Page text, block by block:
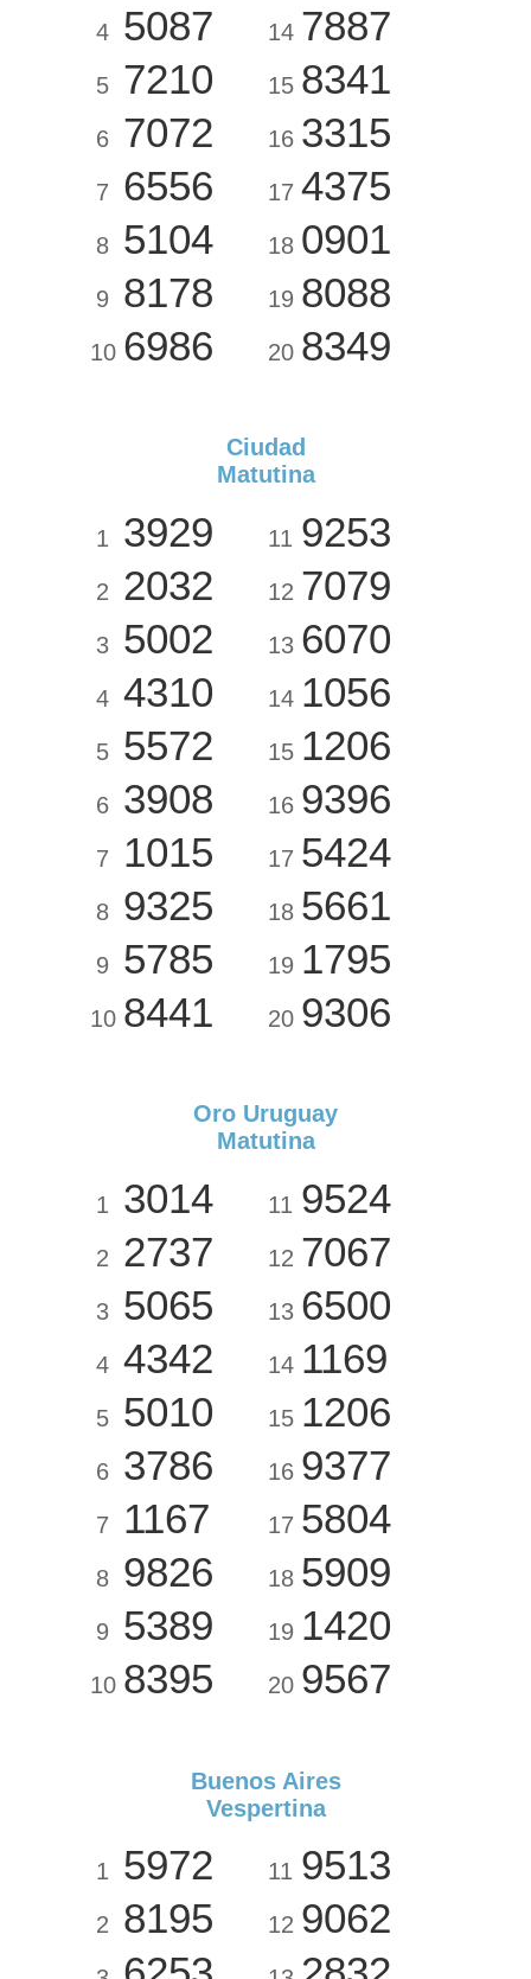
4 5087
5 7210
6 7072
7 6556
8 5104
9 8178
10 6986
14 7887
15 8341
16 3315
17 4375
18 0901
19 8088
20 8349
Ciudad
Matutina
1 3929
2 2032
3 5002
4 4310
5 5572
6 3908
7 1015
8 9325
9 5785
10 8441
11 9253
12 7079
13 6070
14 1056
15 1206
16 9396
17 5424
18 5661
19 1795
20 9306
Oro Uruguay
Matutina
1 3014
2 2737
3 5065
4 4342
5 5010
6 3786
7 1167
8 9826
9 5389
10 8395
11 9524
12 7067
13 6500
14 1169
15 1206
16 9377
17 5804
18 5909
19 1420
20 9567
Buenos Aires
Vespertina
1 5972
2 8195
11 9513
12 9062